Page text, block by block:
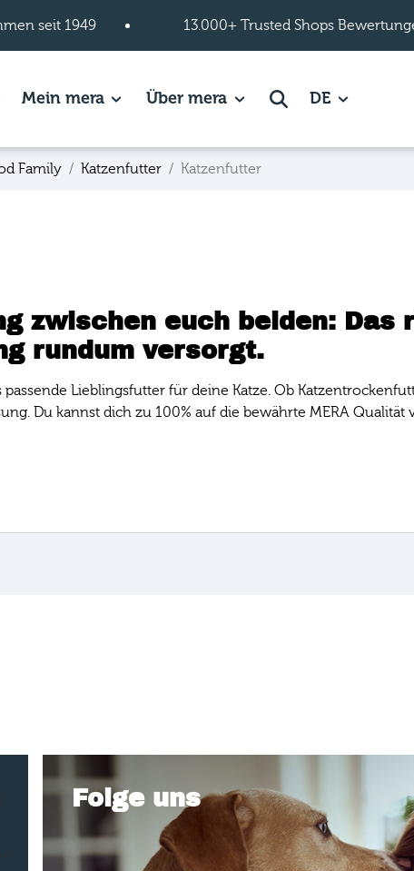
seit 1949 13.000+ Trusted Shops
page.
subpages of Ratgeber page.
Mein meraShow subpages of Mein mera page.
Über meraShow subpages of Über
Suche DE
Family Katzenfutter Katzenfutter
zwischen euch beiden: Das
rundum versorgt.
Lieblingsfutter für deine Katze. Ob
Du kannst dich zu 100% auf die bewährte MERA Qualität
Folge uns